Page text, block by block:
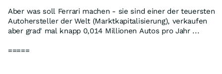
Aber was soll Ferrari machen - sie sind einer der teuersten
Autohersteller der Welt (Marktkapitalisierung), verkaufen
aber grad' mal knapp 0,014 Millionen Autos pro Jahr ...
=====